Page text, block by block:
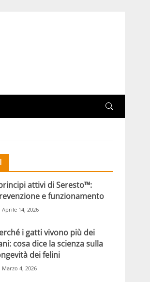
attivi di Seresto™:
e funzionamento
Aprile 14, 2026
i gatti vivono più dei
cosa dice la scienza sulla
dei felini
Marzo 4, 2026